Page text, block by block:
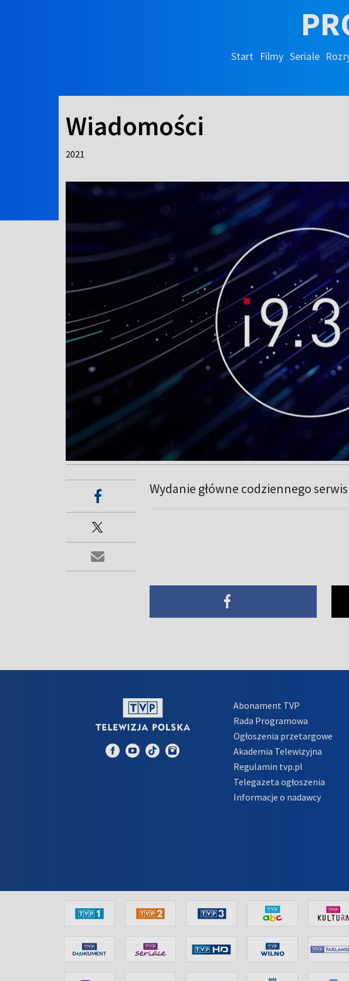
Start Filmy Seriale
Wiadomości
2021
Wydanie główne codziennego
Abonament TVP
Rada Programowa
Ogłoszenia przetargowe
Akademia Telewizyjna
Regulamin tvp.pl
Telegazeta ogłoszenia
Informacje o nadawcy